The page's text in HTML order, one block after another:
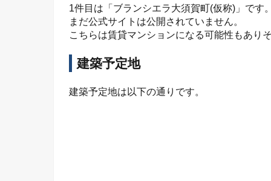
1件目は「ブランシエラ大須賀町(仮称)」です。
まだ公式サイトは公開されていません。
こちらは賃貸マンションになる可能性もありそ
建築予定地
建築予定地は以下の通りです。